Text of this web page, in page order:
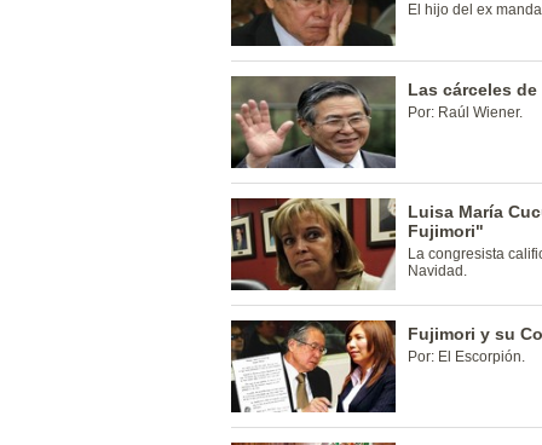
El hijo del ex
Las cárceles
Por: Raúl Wiener.
Luisa María
Fujimori"
La congresista
Navidad.
Fujimori y su
Por: El Escorpión.